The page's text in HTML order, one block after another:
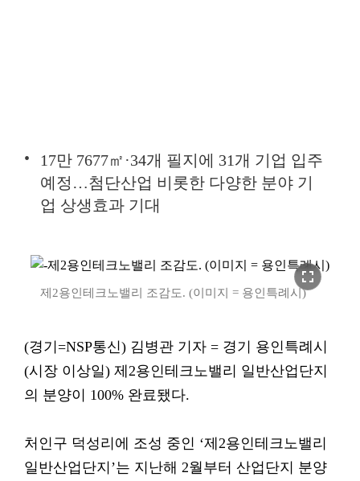
17만 7677㎡·34개 필지에 31개 기업 입주
예정…첨단산업 비롯한 다양한 분야 기
업 상생효과 기대
fullscreen
제2용인테크노밸리 조감도. (이미지 = 용인특례시)
(경기=NSP통신) 김병관 기자 = 경기 용인특례시
(시장 이상일) 제2용인테크노밸리 일반산업단지
의 분양이 100% 완료됐다.
처인구 덕성리에 조성 중인 ‘제2용인테크노밸리
일반산업단지’는 지난해 2월부터 산업단지 분양